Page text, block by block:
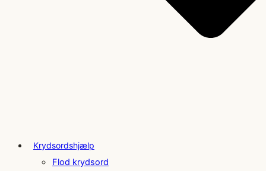
Krydsordshjælp
Flod krydsord